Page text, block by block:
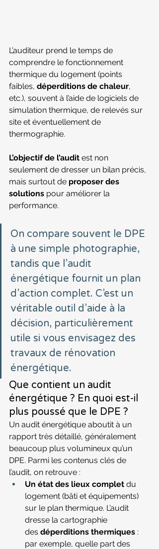
L’auditeur prend le temps de
comprendre le fonctionnement
thermique du logement (points
faibles, déperditions de chaleur,
etc.), souvent à l’aide de logiciels de
simulation thermique, de relevés sur
site et éventuellement de
thermographie.
L’objectif de l’audit est non
seulement de dresser un bilan précis,
mais surtout de proposer des
solutions pour améliorer la
performance.
On compare souvent le DPE
à une simple photographie,
tandis que l’audit
énergétique fournit un plan
d’action complet. C’est un
véritable outil d’aide à la
décision, particulièrement
utile si vous envisagez des
travaux de rénovation
énergétique.
Que contient un audit
énergétique ? En quoi est-il
plus poussé que le DPE ?
Un audit énergétique aboutit à un
rapport très détaillé, généralement
beaucoup plus volumineux qu’un
DPE. Parmi les contenus clés de
l’audit, on retrouve :
Un état des lieux complet du
logement (bâti et équipements)
sur le plan thermique. L’audit
dresse la cartographie
des déperditions thermiques :
par exemple, quelle part des